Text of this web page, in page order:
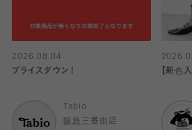
2026.08.04
プライスダウン！
Tabio
阪急三番街店
【新色